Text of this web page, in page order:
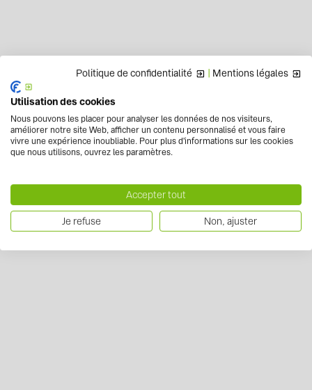
Politique de confidentialité | Mentions légales
Utilisation des cookies
Nous pouvons les placer pour analyser les données de nos visiteurs,
améliorer notre site Web, afficher un contenu personnalisé et vous faire
vivre une expérience inoubliable. Pour plus d'informations sur les cookies
que nous utilisons, ouvrez les paramètres.
Accepter tout
Je refuse Non, ajuster